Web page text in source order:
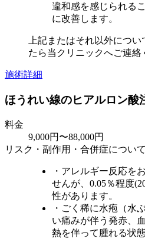
違和感を感じられる
に改善します。
上記またはそれ以外につ
たら当クリニックへご連絡
施術詳細
ほうれい線のヒアルロン酸
料金
9,000円〜88,000円
リスク・副作用・合併症について
・アレルギー反応を
せんが、0.05％程度
性があります。
・ごく稀に水疱（水
い痛みが伴う発赤、
熱を伴って腫れる状